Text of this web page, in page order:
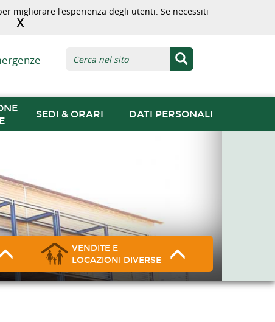
migliorare l'esperienza degli utenti. Se necessiti
X
SEDI & ORARI DATI PERSONALI
VENDITE E
LOCAZIONI DIVERSE